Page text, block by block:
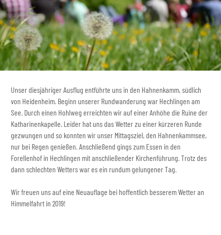
Unser diesjähriger Ausflug entführte uns in den Hahnenkamm, südlich
von Heidenheim. Beginn unserer Rundwanderung war Hechlingen am
See. Durch einen Hohlweg erreichten wir auf einer Anhöhe die Ruine der
Katharinenkapelle. Leider hat uns das Wetter zu einer kürzeren Runde
gezwungen und so konnten wir unser Mittagsziel, den Hahnenkammsee,
nur bei Regen genießen. Anschließend gings zum Essen in den
Forellenhof in Hechlingen mit anschließender Kirchenführung. Trotz des
dann schlechten Wetters war es ein rundum gelungener Tag.
Wir freuen uns auf eine Neuauflage bei hoffentlich besserem Wetter an
Himmelfahrt in 2019!